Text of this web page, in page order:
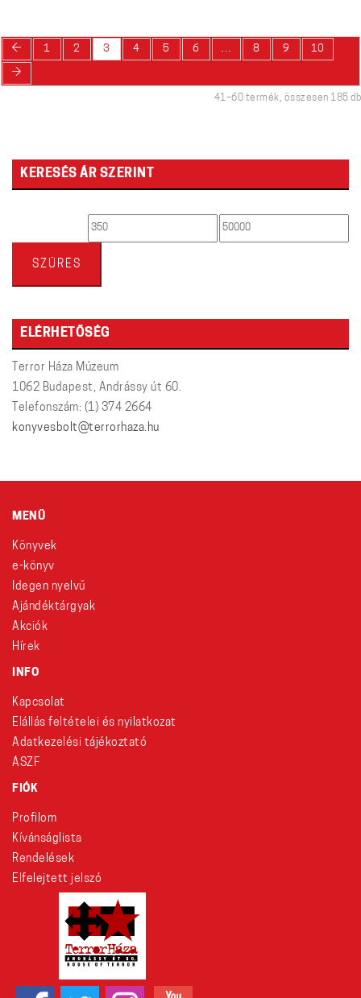
← 1 2 3 4 5 6 … 8 9 10
→
41–60 termék, összesen 185 db
KERESÉS ÁR SZERINT
Min Max
SZŰRÉS
ELÉRHETŐSÉG
Terror Háza Múzeum
1062 Budapest, Andrássy út 60.
Telefonszám: (1) 374 2664
konyvesbolt@terrorhaza.hu
MENÜ
Könyvek
e-könyv
Idegen nyelvű
Ajándéktárgyak
Akciók
Hírek
INFO
Kapcsolat
Elállás feltételei és nyilatkozat
Adatkezelési tájékoztató
ÁSZF
FIÓK
Profilom
Kívánságlista
Rendelések
Elfelejtett jelszó